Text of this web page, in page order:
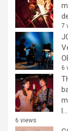
7
6
l...
6 views